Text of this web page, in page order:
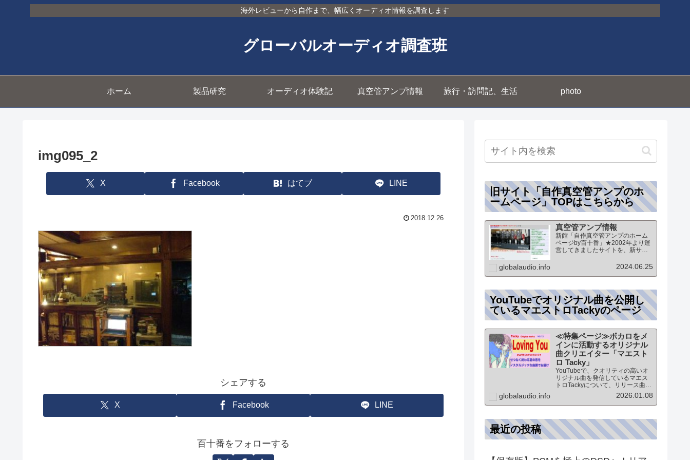
海外レビューから自作まで、幅広くオーディオ情報を調査します
グローバルオーディオ調査班
ホーム 製品研究 オーディオ体験記 真空管アンプ情報 旅行・訪問記、生活 photo
img095_2
X Facebook はてブ LINE
2018.12.26
シェアする
X Facebook LINE
百十番をフォローする
旧サイト「自作真空管アンプのホ
ームページ」TOPはこちらから
真空管アンプ情報
新館「自作真空管アンプのホーム
ページby百十番」★2002年より運
営してきましたサイトを、新サイ
は、「新館:自作真空管アンプのホ
ジになりますオーディオ情報全般
globalaudio.info 2024.06.25
YouTubeでオリジナル曲を公開し
ているマエストロTackyのページ
≪特集ページ≫ボカロをメ
インに活動するオリジナル
曲クリエイター「マエスト
ロ Tacky」
YouTubeで、クオリティの高いオ
リジナル曲を発信しているマエス
トロTackyについて、リリース曲の
紹介（Self liner note）やprofile・
最新情報など★動画チャンネル登
録100人突破記念作品の生歌版楽曲
globalaudio.info 2026.01.08
最近の投稿